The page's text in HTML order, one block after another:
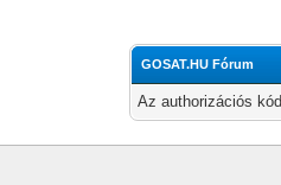
GOSAT.HU Fórum
Az authorizációs